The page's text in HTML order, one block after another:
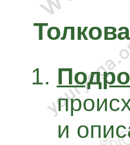
и